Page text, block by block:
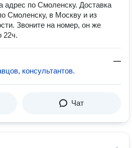
адрес по Смоленску. Доставка
Смоленску, в Москву и из
Звоните на номер, он же
22ч.
—
консультантов.
Чат